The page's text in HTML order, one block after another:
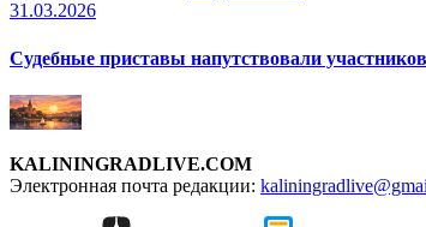
31.03.2026
Судебные приставы напутствовали
KALININGRADLIVE.COM
Электронная почта редакции: